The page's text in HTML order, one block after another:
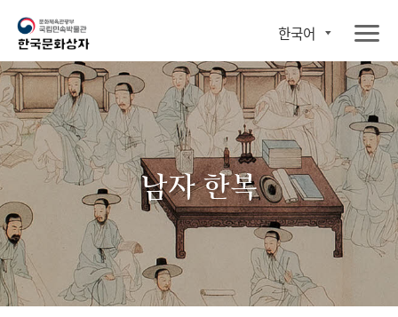
한국어
남자 한복